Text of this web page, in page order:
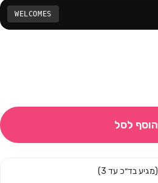
WELCOMES
הוסף לסל